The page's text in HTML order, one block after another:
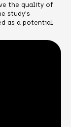
the quality of
study's
as a potential